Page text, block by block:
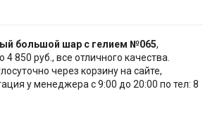
большой шар с гелием №065,
4 850 руб., все отличного качества.
через корзину на сайте,
у менеджера с 9:00 до 20:00 по тел: 8